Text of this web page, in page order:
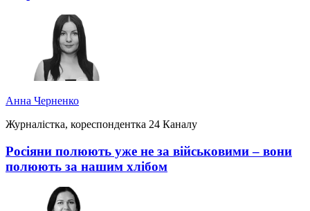
Анна Черненко
Журналістка, кореспондентка 24 Каналу
Росіяни полюють уже не за військовими – вони
полюють за нашим хлібом